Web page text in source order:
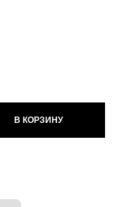
В КОРЗИНУ